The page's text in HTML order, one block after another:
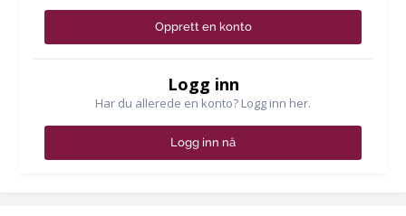
Opprett en konto
Logg inn
Har du allerede en konto? Logg inn her.
Logg inn nå